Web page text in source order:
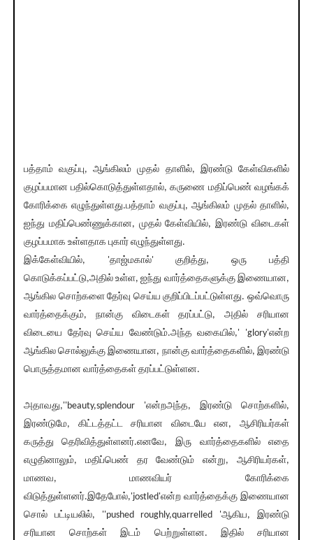
பத்தாம் வகுப்பு, ஆங்கிலம் முதல் தாளில், இரண்டு கேள்விகளில்
குழப்பமான பதில்கொடுத்துள்ளதால், கருணை மதிப்பெண் வழங்கக்
கோரிக்கை எழுந்துள்ளது.பத்தாம் வகுப்பு, ஆங்கிலம் முதல் தாளில்,
ஐந்து மதிப்பெண்ணுக்கான, முதல் கேள்வியில், இரண்டு விடைகள்
குழப்பமாக உள்ளதாக புகார் எழுந்துள்ளது.
இக்கேள்வியில், 'தாஜ்மகால்' குறித்து, ஒரு பத்தி
கொடுக்கப்பட்டு,அதில் உள்ள, ஐந்து வார்த்தைகளுக்கு இணையான,
ஆங்கில சொற்களை தேர்வு செய்ய குறிப்பிடப்பட்டுள்ளது. ஒவ்வொரு
வார்த்தைக்கும், நான்கு விடைகள் தரப்பட்டு, அதில் சரியான
விடையை தேர்வு செய்ய வேண்டும்.அந்த வகையில்,' 'glory'என்ற
ஆங்கில சொல்லுக்கு இணையான, நான்கு வார்த்தைகளில், இரண்டு
பொருத்தமான வார்த்தைகள் தரப்பட்டுள்ளன.
அதாவது,''beauty,splendour 'என்றஅந்த, இரண்டு சொற்களில்,
இரண்டுமே, கிட்டத்தட்ட சரியான விடையே என, ஆசிரியர்கள்
கருத்து தெரிவித்துள்ளனர்.எனவே, இரு வார்த்தைகளில் எதை
எழுதினாலும், மதிப்பெண் தர வேண்டும் என்று, ஆசிரியர்கள்,
மாணவ, மாணவியர் கோரிக்கை
விடுத்துள்ளனர்.இதேபோல்,'jostled'என்ற வார்த்தைக்கு இணையான
சொல் பட்டியலில், ''pushed roughly,quarrelled 'ஆகிய, இரண்டு
சரியான சொற்கள் இடம் பெற்றுள்ளன. இதில் சரியான